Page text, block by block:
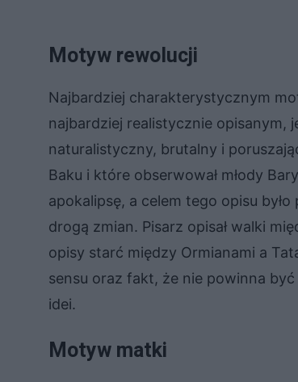
Motyw rewolucji
Najbardziej charakterystycznym
najbardziej realistycznie opisanym,
naturalistyczny, brutalny i
Baku i które obserwował młody
apokalipsę, a celem tego opisu
drogą zmian. Pisarz opisał walki
opisy starć między Ormianami a
sensu oraz fakt, że nie powinna
idei.
Motyw matki